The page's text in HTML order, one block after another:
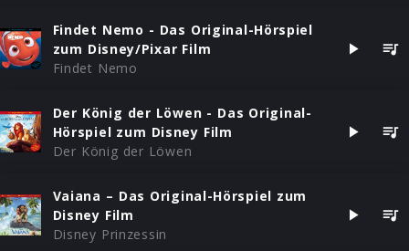
Findet Nemo - Das Original-Hörspiel
zum Disney/Pixar Film
Findet Nemo
Der König der Löwen - Das Original-
Hörspiel zum Disney Film
Der König der Löwen
Vaiana – Das Original-Hörspiel zum
Disney Film
Disney Prinzessin